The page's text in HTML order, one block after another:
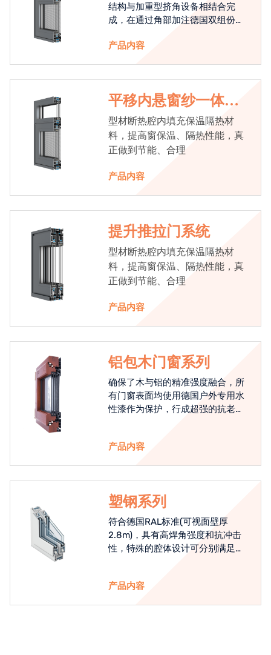
结构与加重型挤角设备相结合完
成，在通过角部加注德国双组份胶
强度，促使窗使用寿命提升5-10
产品内容
平移内悬窗纱一体系
统
型材断热腔内填充保温隔热材
料，提高窗保温、隔热性能，真
正做到节能、合理
产品内容
提升推拉门系统
型材断热腔内填充保温隔热材
料，提高窗保温、隔热性能，真
正做到节能、合理
产品内容
铝包木门窗系列
确保了木与铝的精准强度融合，所
有门窗表面均使用德国户外专用水
性漆作为保护，行成超强的抗老化
产品内容
塑钢系列
符合德国RAL标准(可视面壁厚
2.8m)，具有高焊角强度和抗冲击
性，特殊的腔体设计可分别满足隔
产品内容